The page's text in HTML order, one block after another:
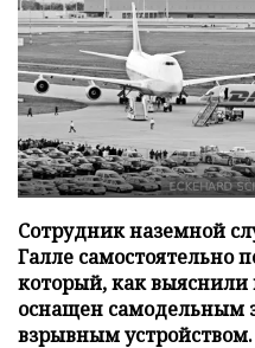
Сотрудник наземной
Галле самостоятельно
который, как
оснащен самодельным
взрывным устройством.